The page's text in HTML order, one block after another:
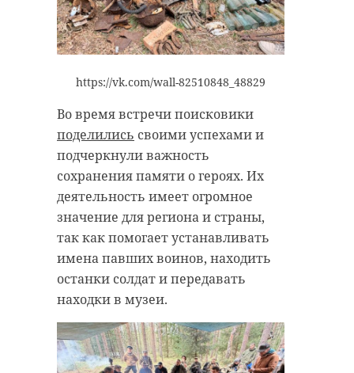
https://vk.com/wall-82510848_48829
Во время встречи поисковики
поделились своими успехами и
подчеркнули важность
сохранения памяти о героях. Их
деятельность имеет огромное
значение для региона и страны,
так как помогает устанавливать
имена павших воинов, находить
останки солдат и передавать
находки в музеи.